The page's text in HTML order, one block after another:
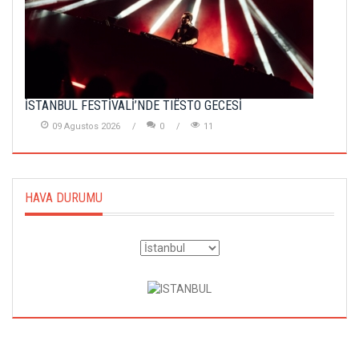
İSTANBUL FESTİVALİ’NDE TIËSTO GECESİ
09 Agustos 2026 0 11
HAVA DURUMU